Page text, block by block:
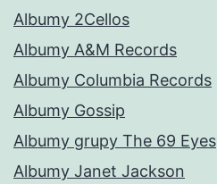
Albumy 2Cellos
Albumy A&M Records
Albumy Columbia Records
Albumy Gossip
Albumy grupy The 69 Eyes
Albumy Janet Jackson